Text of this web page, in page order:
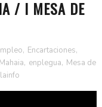
/ I MESA DE
, Encartaciones,
, enplegua, Mesa de